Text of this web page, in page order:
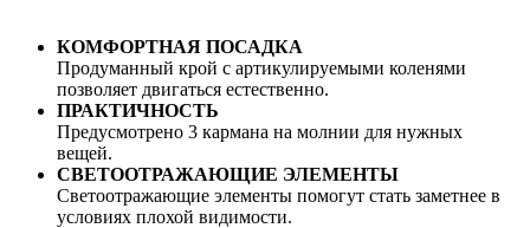
КОМФОРТНАЯ ПОСАДКА
Продуманный крой с артикулируемыми коленями
позволяет двигаться естественно.
ПРАКТИЧНОСТЬ
Предусмотрено 3 кармана на молнии для нужных
вещей.
СВЕТООТРАЖАЮЩИЕ ЭЛЕМЕНТЫ
Светоотражающие элементы помогут стать заметнее в
условиях плохой видимости.